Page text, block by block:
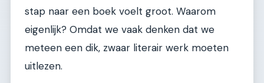
stap naar een boek voelt groot. Waarom
eigenlijk? Omdat we vaak denken dat we
meteen een dik, zwaar literair werk moeten
uitlezen.